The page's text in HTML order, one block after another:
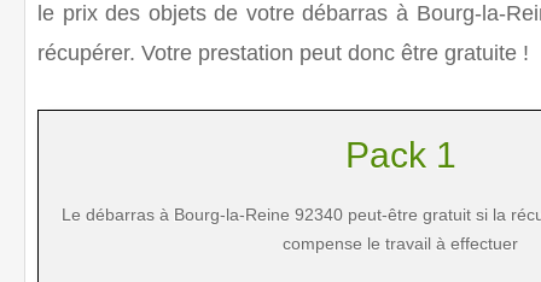
le prix des objets de votredébarras à Bourg-la-
récupérer. Votre prestation peut donc être gratuite !
Pack 1
Le débarras à Bourg-la-Reine 92340 peut-être gratuit si la
compense le travail à effectuer